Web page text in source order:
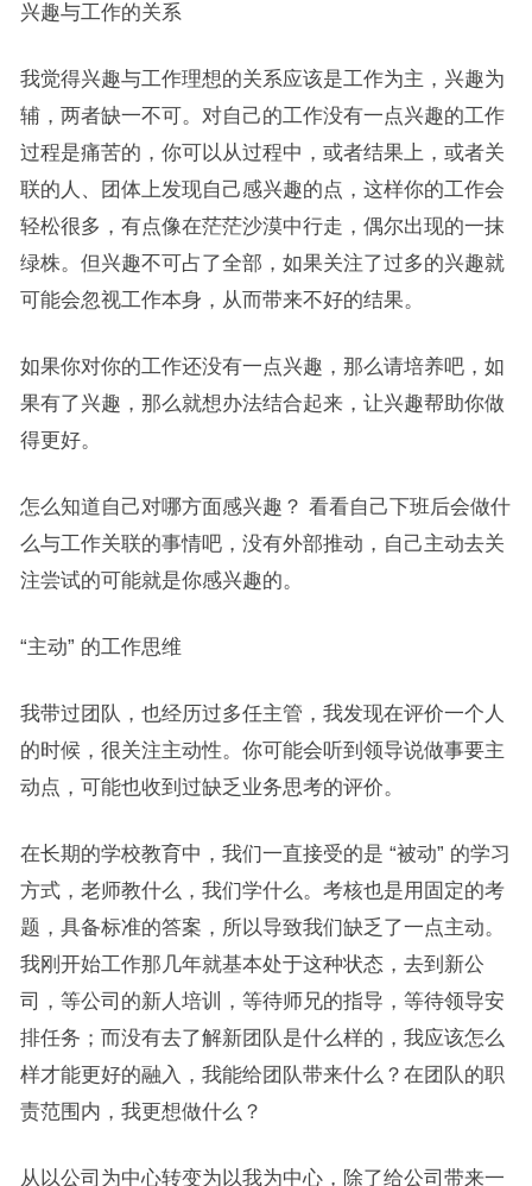
兴趣与工作的关系
我觉得兴趣与工作理想的关系应该是工作为主，兴趣为
辅，两者缺一不可。对自己的工作没有一点兴趣的工作
过程是痛苦的，你可以从过程中，或者结果上，或者关
联的人、团体上发现自己感兴趣的点，这样你的工作会
轻松很多，有点像在茫茫沙漠中行走，偶尔出现的一抹
绿株。但兴趣不可占了全部，如果关注了过多的兴趣就
可能会忽视工作本身，从而带来不好的结果。
如果你对你的工作还没有一点兴趣，那么请培养吧，如
果有了兴趣，那么就想办法结合起来，让兴趣帮助你做
得更好。
怎么知道自己对哪方面感兴趣？ 看看自己下班后会做什
么与工作关联的事情吧，没有外部推动，自己主动去关
注尝试的可能就是你感兴趣的。
“主动” 的工作思维
我带过团队，也经历过多任主管，我发现在评价一个人
的时候，很关注主动性。你可能会听到领导说做事要主
动点，可能也收到过缺乏业务思考的评价。
在长期的学校教育中，我们一直接受的是 “被动” 的学习
方式，老师教什么，我们学什么。考核也是用固定的考
题，具备标准的答案，所以导致我们缺乏了一点主动。
我刚开始工作那几年就基本处于这种状态，去到新公
司，等公司的新人培训，等待师兄的指导，等待领导安
排任务；而没有去了解新团队是什么样的，我应该怎么
样才能更好的融入，我能给团队带来什么？在团队的职
责范围内，我更想做什么？
从以公司为中心转变为以我为中心，除了给公司带来一